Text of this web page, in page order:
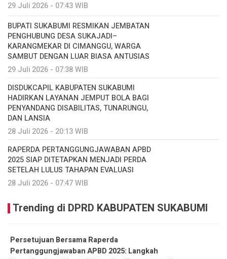
29 Juli 2026 - 07:43 WIB
BUPATI SUKABUMI RESMIKAN JEMBATAN
PENGHUBUNG DESA SUKAJADI–
KARANGMEKAR DI CIMANGGU, WARGA
SAMBUT DENGAN LUAR BIASA ANTUSIAS
29 Juli 2026 - 07:38 WIB
DISDUKCAPIL KABUPATEN SUKABUMI
HADIRKAN LAYANAN JEMPUT BOLA BAGI
PENYANDANG DISABILITAS, TUNARUNGU,
DAN LANSIA
28 Juli 2026 - 20:13 WIB
RAPERDA PERTANGGUNGJAWABAN APBD
2025 SIAP DITETAPKAN MENJADI PERDA
SETELAH LULUS TAHAPAN EVALUASI
28 Juli 2026 - 07:47 WIB
Trending di DPRD KABUPATEN SUKABUMI
Persetujuan Bersama Raperda
Pertanggungjawaban APBD 2025: Langkah